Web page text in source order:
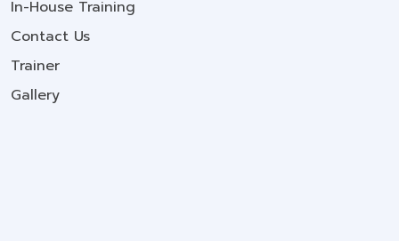
In-House Training
Contact Us
Trainer
Gallery